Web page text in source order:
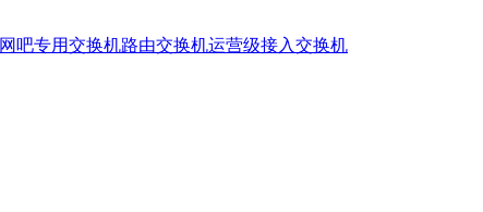
网吧专用交换机路由交换机运营级接入交换机